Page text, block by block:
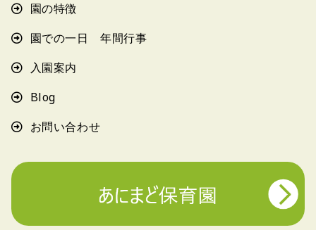
園の特徴
園での一日 年間行事
入園案内
Blog
お問い合わせ